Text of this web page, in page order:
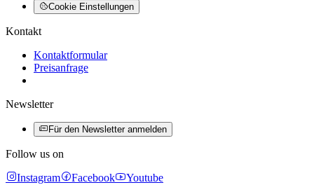
Cookie Einstellungen
Kontakt
Kontaktformular
Preisanfrage
Newsletter
Für den Newsletter anmelden
Follow us on
Instagram
Facebook
Youtube